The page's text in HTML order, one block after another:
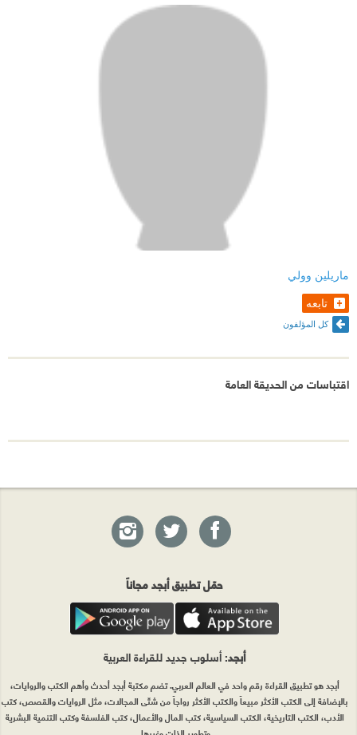
ماريلين وولي
تابعه
كل المؤلفون
اقتباسات من الحديقة العامة
حمّل تطبيق أبجد مجاناً
أبجد: أسلوب جديد للقراءة العربية
أبجد هو تطبيق القراءة رقم واحد في العالم العربي. تضم مكتبة أبجد أحدث وأهم الكتب والروايات،
بالإضافة إلى الكتب الأكثر مبيعاً والكتب الأكثر رواجاً من شتّى المجالات، مثل الروايات والقصص، كتب
الأدب، الكتب التاريخية، الكتب السياسية، كتب المال والأعمال، كتب الفلسفة وكتب التنمية البشرية